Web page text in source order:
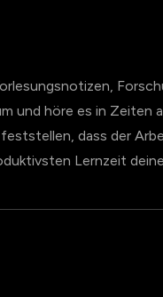
und höre es in Zeiten
dass der
Lernzeit